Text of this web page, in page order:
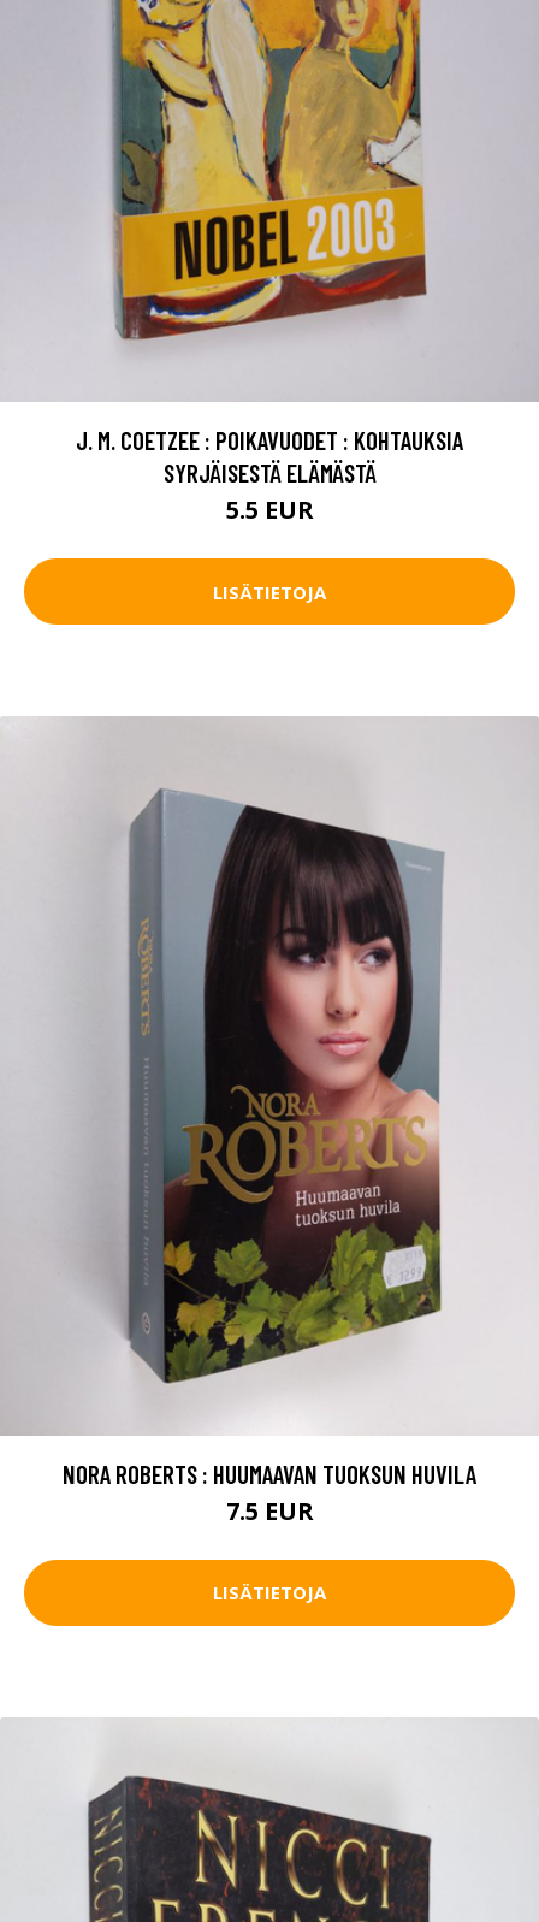
J. M. COETZEE : POIKAVUODET : KOHTAUKSIA
SYRJÄISESTÄ ELÄMÄSTÄ
5.5 EUR
LISÄTIETOJA
NORA ROBERTS : HUUMAAVAN TUOKSUN HUVILA
7.5 EUR
LISÄTIETOJA